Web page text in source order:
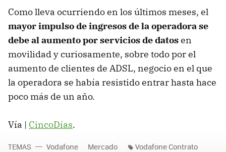
Como lleva ocurriendo en los últimos meses, el
mayor impulso de ingresos de la operadora se
debe al aumento por servicios de datosen
movilidad y curiosamente, sobre todo por el
aumento de clientes de ADSL, negocio en el que
la operadora se había resistido entrar hasta hace
poco más de un año.
Vía | CincoDías.
TEMAS Vodafone Mercado Vodafone Contrato